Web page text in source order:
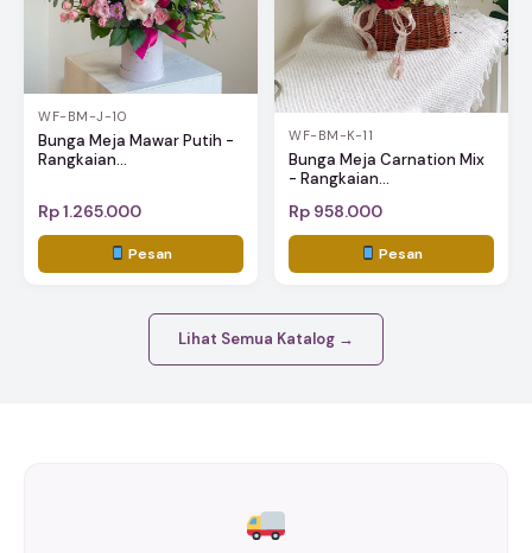
WF-BM-J-10
Bunga Meja Mawar Putih -
Rangkaian...
Rp 1.265.000
Pesan
WF-BM-K-11
Bunga Meja Carnation Mix
- Rangkaian...
Rp 958.000
Pesan
Lihat Semua Katalog →